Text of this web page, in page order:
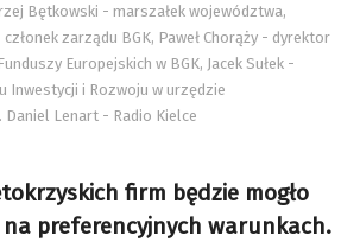
Bętkowski - marszałek województwa,
zarządu BGK, Paweł Chorąży - dyrektor
Europejskich w BGK, Jacek Sułek -
Inwestycji i Rozwoju w urzędzie
Lenart - Radio Kielce
firm będzie mogło
na preferencyjnych warunkach.